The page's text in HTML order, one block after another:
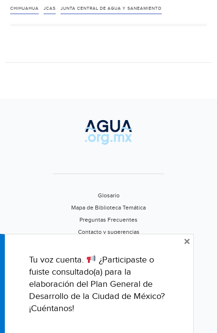
en
CHIHUAHUA JCAS JUNTA CENTRAL DE AGUA Y SANEAMIENTO
Glosario
Mapa de Biblioteca Temática
Preguntas Frecuentes
Contacto y sugerencias
Califica este portal
Tu voz cuenta.
¿Participaste o
fuiste consultado(a) para la
elaboración del Plan General de
Desarrollo de la Ciudad de México?
¡Cuéntanos!
×